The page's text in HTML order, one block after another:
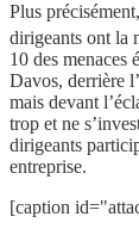
Plus
dirigeants ont la
10 des
Davos, derrière
mais devant
trop et ne
dirigeants
entreprise.
[caption